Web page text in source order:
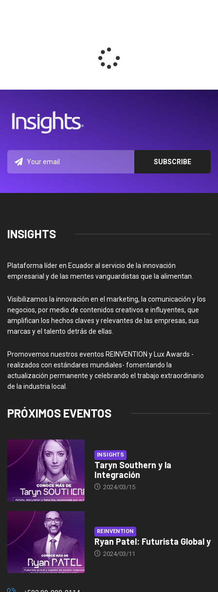
INSIGHTS
Plataforma líder en Ecuador al servicio de la innovación
empresarial y de las mentes vanguardistas que la alimentan.
Visibilizamos la innovación en el marketing, la comunicación y los
negocios, por medio de contenidos creativos e influyentes, que
amplifican los hechos claves y relevantes de las empresas, sus
marcas y el talento detrás de ellas.
Promovemos nuestros eventos REINVENTION y Lux Awards -
realizados con estándares mundiales- fomentando la
actualización permanente y celebrando el trabajo extraordinario
de la industria local.
PRÓXIMOS EVENTOS
INSIGHTS
Taryn Southern y la
Integración
2024/03/15
REINVENTION
Ryan Patel: Futurista Global y
2024/03/11